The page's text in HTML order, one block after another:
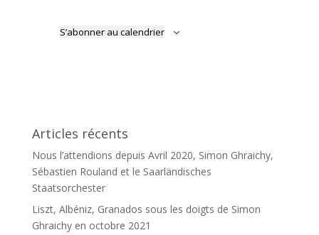
S’abonner au calendrier
Articles récents
Nous l’attendions depuis Avril 2020, Simon Ghraichy,
Sébastien Rouland et le Saarländisches
Staatsorchester
Liszt, Albéniz, Granados sous les doigts de Simon
Ghraichy en octobre 2021